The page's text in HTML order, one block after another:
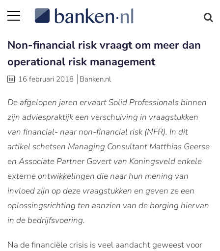
Non-financial risk vraagt om meer dan
operational risk management
16 februari 2018 Banken.nl
De afgelopen jaren ervaart Solid Professionals binnen
zijn adviespraktijk een verschuiving in vraagstukken
van financial- naar non-financial risk (NFR). In dit
artikel schetsen Managing Consultant Matthias Geerse
en Associate Partner Govert van Koningsveld enkele
externe ontwikkelingen die naar hun mening van
invloed zijn op deze vraagstukken en geven ze een
oplossingsrichting ten aanzien van de borging hiervan
in de bedrijfsvoering.
Na de financiële crisis is veel aandacht geweest voor